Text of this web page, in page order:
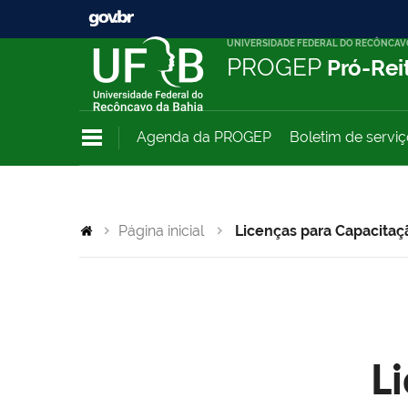
UNIVERSIDADE FEDERAL DO
PROGEP Pró-
Agenda da PROGEP Boletim de
Página inicial Licenças para